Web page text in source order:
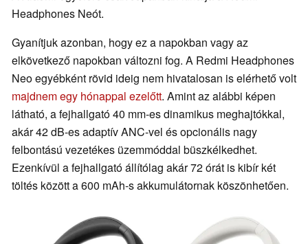
Headphones Neót.
Gyanítjuk azonban, hogy ez a napokban vagy az
elkövetkező napokban változni fog. A Redmi Headphones
Neo egyébként rövid ideig nem hivatalosan is elérhető volt
majdnem egy hónappal ezelőtt. Amint az alábbi képen
látható, a fejhallgató 40 mm-es dinamikus meghajtókkal,
akár 42 dB-es adaptív ANC-vel és opcionális nagy
felbontású vezetékes üzemmóddal büszkélkedhet.
Ezenkívül a fejhallgató állítólag akár 72 órát is kibír két
töltés között a 600 mAh-s akkumulátornak köszönhetően.